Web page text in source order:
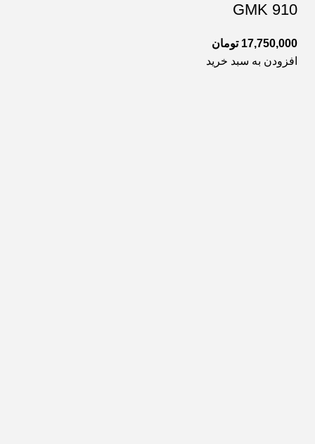
GMK 910
17,750,000 تومان
افزودن به سبد خرید